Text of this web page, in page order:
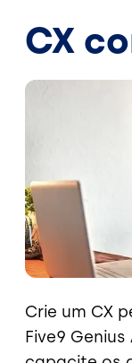
CX
Imagem
Crie um CX
Five9